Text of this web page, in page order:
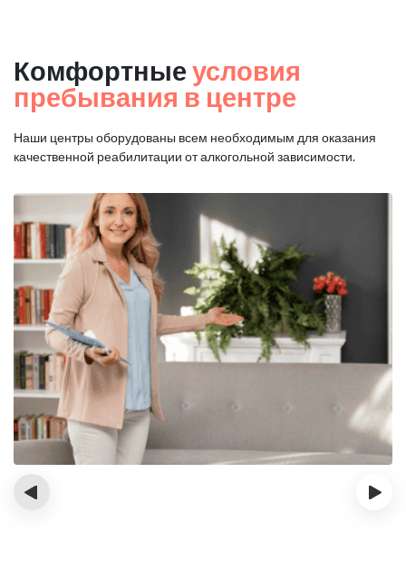
Комфортные условия
пребывания в центре
Наши центры оборудованы всем необходимым для оказания
качественной реабилитации от алкогольной зависимости.
‹ ›